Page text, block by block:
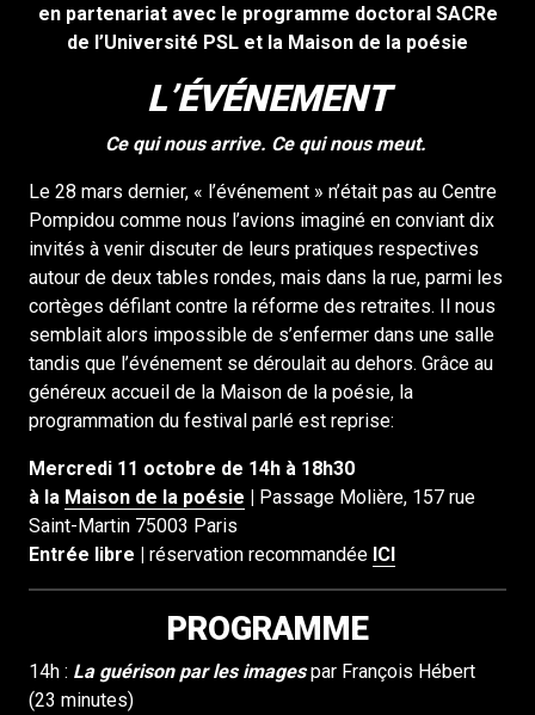
en partenariat avec le programme doctoral SACRe
de l’Université PSL et la Maison de la poésie
L’ÉVÉNEMENT
Ce qui nous arrive. Ce qui nous meut.
Le 28 mars dernier, « l’événement » n’était pas au Centre
Pompidou comme nous l’avions imaginé en conviant dix
invités à venir discuter de leurs pratiques respectives
autour de deux tables rondes, mais dans la rue, parmi les
cortèges défilant contre la réforme des retraites. Il nous
semblait alors impossible de s’enfermer dans une salle
tandis que l’événement se déroulait au dehors. Grâce au
généreux accueil de la Maison de la poésie, la
programmation du festival parlé est reprise:
Mercredi 11 octobre de 14h à 18h30
à la Maison de la poésie | Passage Molière, 157 rue
Saint-Martin 75003 Paris
Entrée libre | réservation recommandée ICI
PROGRAMME
14h : La guérison par les imagespar François Hébert
(23 minutes)